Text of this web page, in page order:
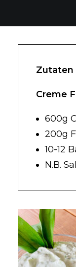
Zutaten
Creme
600g
200g
10-12
N.B.